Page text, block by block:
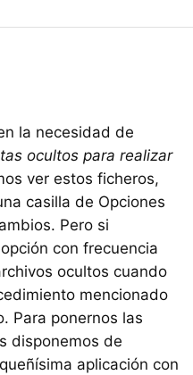
la necesidad de
ocultos para realizar
ver estos ficheros,
casilla de Opciones
Pero si
con frecuencia
ocultos cuando
mencionado
Para ponernos las
disponemos de
aplicación con